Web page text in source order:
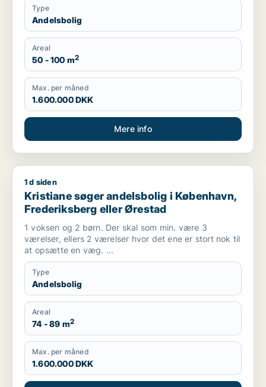
Type
Andelsbolig
Areal
50 - 100 m2
Max. per måned
1.600.000 DKK
Mere info
Kristiane søger andelsbolig i København, Frederiksberg
1 d siden
Kristiane søger andelsbolig i København,
Frederiksberg eller Ørestad
1 voksen og 2 børn. Der skal som min. være 3
værelser, ellers 2 værelser hvor det ene er stort nok til
at opsætte en væg. ...
Type
Andelsbolig
Areal
74 - 89 m2
Max. per måned
1.600.000 DKK